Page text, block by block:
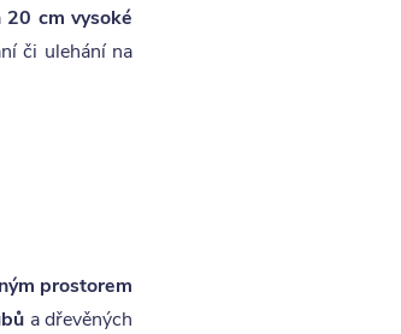
20 cm vysoké
či ulehání na
prostorem
a dřevěných